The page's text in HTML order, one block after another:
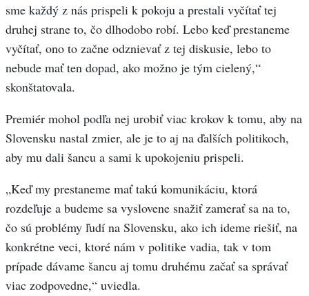
sme každý z nás prispeli k pokoju a prestali vyčítať tej
druhej strane to, čo dlhodobo robí. Lebo keď prestaneme
vyčítať, ono to začne odznievať z tej diskusie, lebo to
nebude mať ten dopad, ako možno je tým cielený,“
skonštatovala.
Premiér mohol podľa nej urobiť viac krokov k tomu, aby na
Slovensku nastal zmier, ale je to aj na ďalších politikoch,
aby mu dali šancu a sami k upokojeniu prispeli.
„Keď my prestaneme mať takú komunikáciu, ktorá
rozdeľuje a budeme sa vyslovene snažiť zamerať sa na to,
čo sú problémy ľudí na Slovensku, ako ich ideme riešiť, na
konkrétne veci, ktoré nám v politike vadia, tak v tom
prípade dávame šancu aj tomu druhému začať sa správať
viac zodpovedne,“ uviedla.